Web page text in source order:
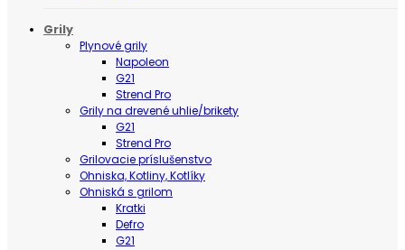
Grily
Plynové grily
Napoleon
G21
Strend Pro
Grily na drevené uhlie/brikety
G21
Strend Pro
Grilovacie príslušenstvo
Ohniska, Kotliny, Kotlíky
Ohniská s grilom
Kratki
Defro
G21